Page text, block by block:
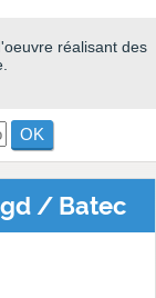
réalisant des
OK
/ Batec